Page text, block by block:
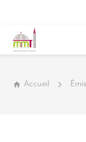
Accueil